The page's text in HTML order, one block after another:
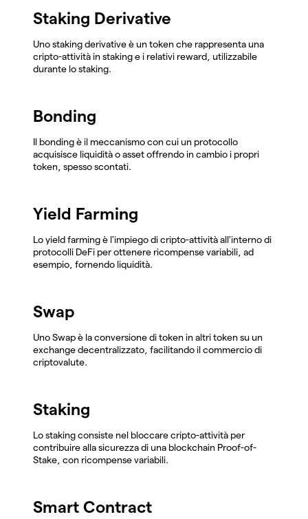
Staking Derivative
Uno staking derivative è un token che rappresenta una
cripto-attività in staking e i relativi reward, utilizzabile
durante lo staking.
Bonding
Il bonding è il meccanismo con cui un protocollo
acquisisce liquidità o asset offrendo in cambio i propri
token, spesso scontati.
Yield Farming
Lo yield farming è l'impiego di cripto-attività all'interno di
protocolli DeFi per ottenere ricompense variabili, ad
esempio, fornendo liquidità.
Swap
Uno Swap è la conversione di token in altri token su un
exchange decentralizzato, facilitando il commercio di
criptovalute.
Staking
Lo staking consiste nel bloccare cripto-attività per
contribuire alla sicurezza di una blockchain Proof-of-
Stake, con ricompense variabili.
Smart Contract